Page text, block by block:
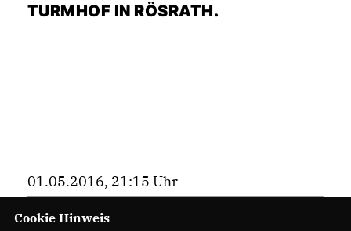
TURMHOF IN RÖSRATH.
01.05.2016, 21:15 Uhr
Cookie Hinweis